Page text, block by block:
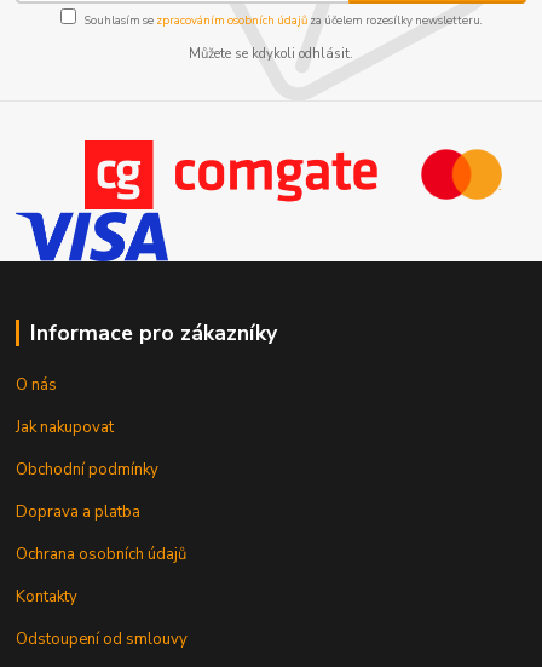
Souhlasím se zpracováním osobních údajůza účelem rozesílky newsletteru.
Můžete se kdykoli odhlásit.
Informace pro zákazníky
O nás
Jak nakupovat
Obchodní podmínky
Doprava a platba
Ochrana osobních údajů
Kontakty
Odstoupení od smlouvy